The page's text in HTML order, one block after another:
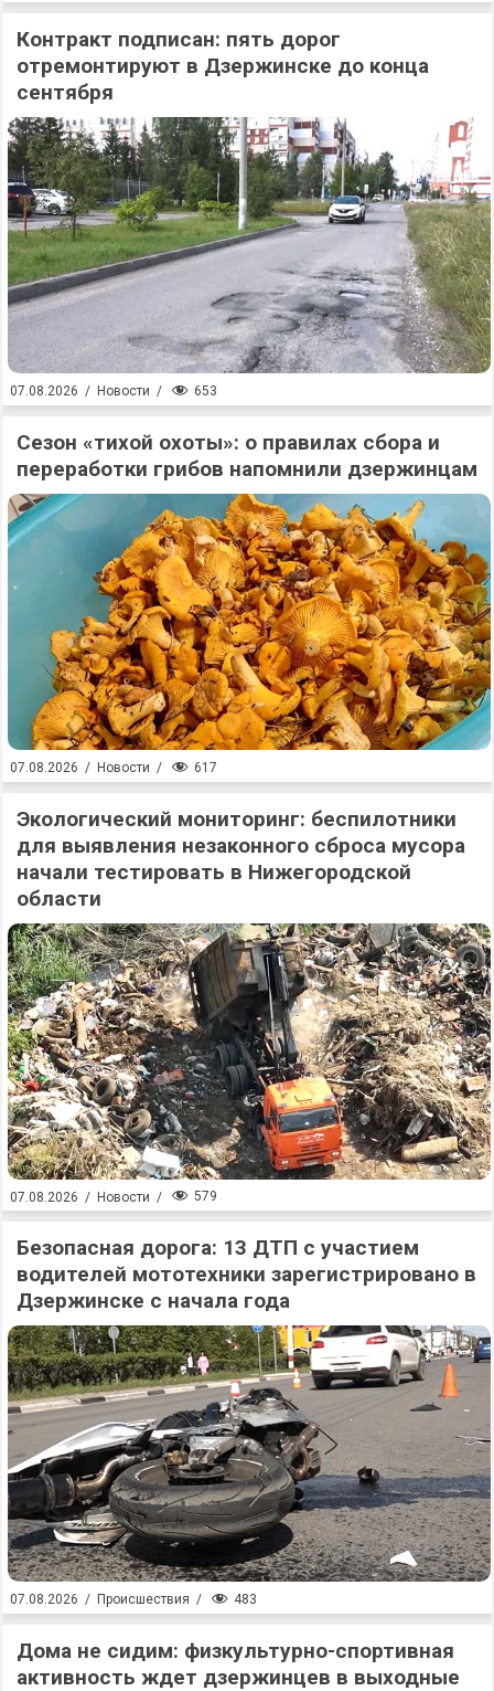
Контракт подписан: пять дорог
отремонтируют в Дзержинске до конца
сентября
07.08.2026 / Новости / 653
Сезон «тихой охоты»: о правилах сбора и
переработки грибов напомнили дзержинцам
07.08.2026 / Новости / 617
Экологический мониторинг: беспилотники
для выявления незаконного сброса мусора
начали тестировать в Нижегородской
области
07.08.2026 / Новости / 579
Безопасная дорога: 13 ДТП с участием
водителей мототехники зарегистрировано в
Дзержинске с начала года
07.08.2026 / Происшествия / 483
Дома не сидим: физкультурно-спортивная
активность ждет дзержинцев в выходные